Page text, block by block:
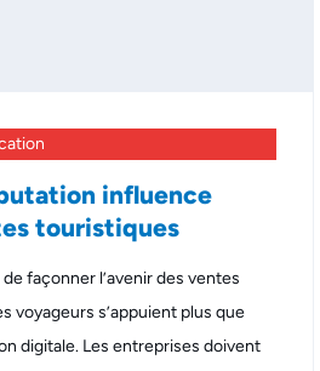
influence
touristiques
façonner l’avenir des ventes
voyageurs s’appuient plus que
digitale. Les entreprises doivent